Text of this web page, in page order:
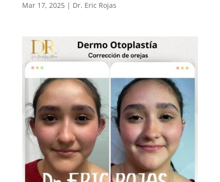
Mar 17, 2025| Dr. Eric Rojas